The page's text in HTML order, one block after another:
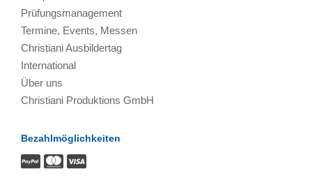
Prüfungsmanagement
Termine, Events, Messen
Christiani Ausbildertag
International
Über uns
Christiani Produktions GmbH
Bezahlmöglichkeiten